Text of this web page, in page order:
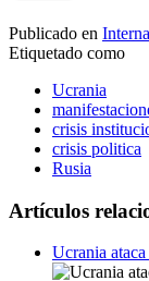
Publicado en
Etiquetado como
Ucrania
crisis
crisis politica
Rusia
Artículos
Ucrania